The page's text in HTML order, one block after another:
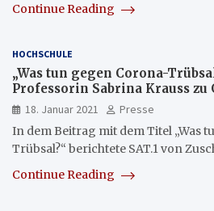
Continue Reading
HOCHSCHULE
„Was tun gegen Corona-
Professorin Sabrina Krauss zu
18. Januar 2021
Presse
In dem Beitrag mit dem Titel „Was
Trübsal?“ berichtete SAT.1 von
Continue Reading